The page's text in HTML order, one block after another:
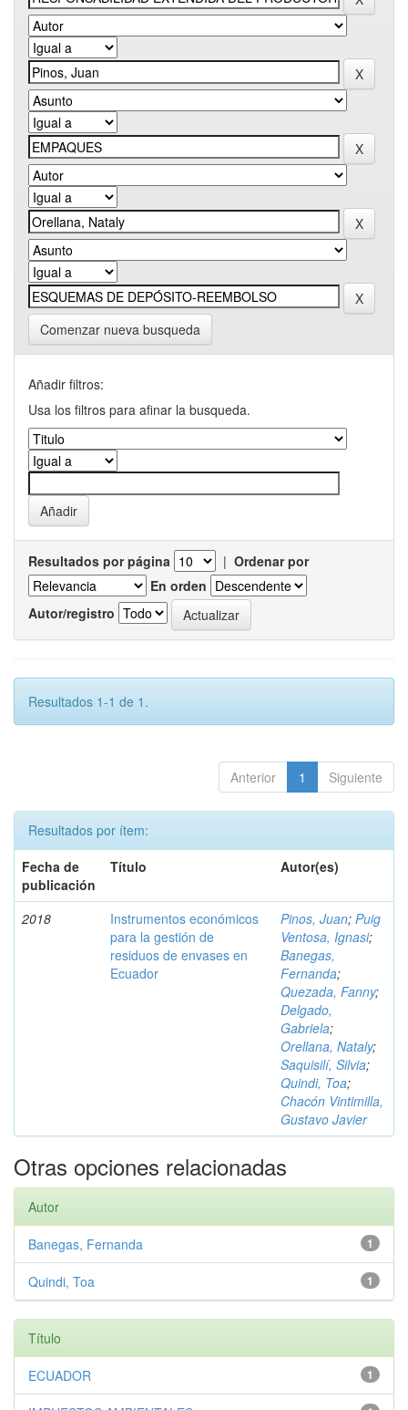
Comenzar nueva busqueda
Añadir filtros:
Usa los filtros para afinar la busqueda.
Resultados por página | Ordenar por
En orden
Autor/registro
Resultados 1-1 de 1.
Anterior 1 Siguiente
Resultados por ítem:
Fecha de
publicación
Título Autor(es)
2018
Instrumentos económicos
para la gestión de
residuos de envases en
Ecuador
Pinos, Juan; Puig
Ventosa, Ignasi;
Banegas,
Fernanda;
Quezada, Fanny;
Delgado,
Gabriela;
Orellana, Nataly;
Saquisilí, Silvia;
Quindi, Toa;
Chacón Vintimilla,
Gustavo Javier
Otras opciones relacionadas
Autor
1
Banegas, Fernanda
1
Quindi, Toa
Título
1
ECUADOR